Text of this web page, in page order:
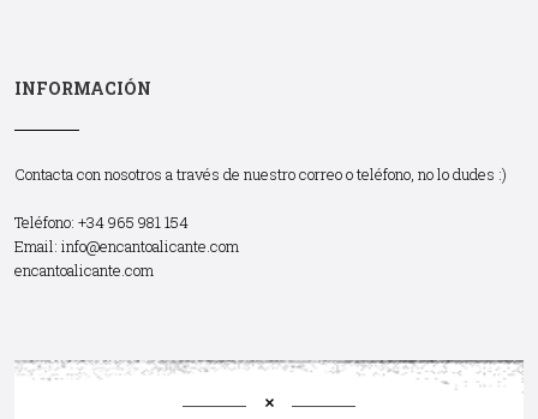
INFORMACIÓN
Contacta con nosotros a través de nuestro correo o teléfono, no lo dudes :)
Teléfono: +34 965 981 154
Email: info@encantoalicante.com
encantoalicante.com